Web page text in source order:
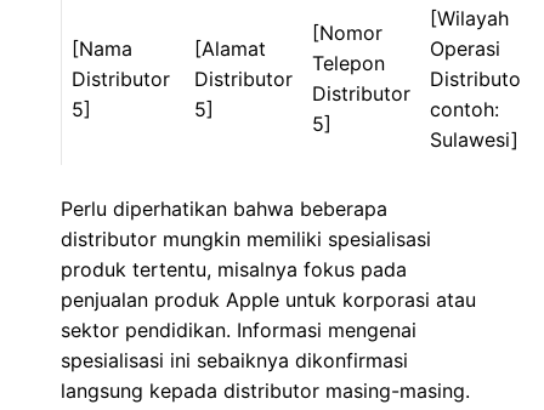
[Nama
Distributor
5]
[Alamat
Distributor
5]
[Nomor
Telepon
Distributor
5]
[Wilayah
Operasi
Distributor
contoh:
Sulawesi]
Perlu diperhatikan bahwa beberapa
distributor mungkin memiliki spesialisasi
produk tertentu, misalnya fokus pada
penjualan produk Apple untuk korporasi atau
sektor pendidikan. Informasi mengenai
spesialisasi ini sebaiknya dikonfirmasi
langsung kepada distributor masing-masing.